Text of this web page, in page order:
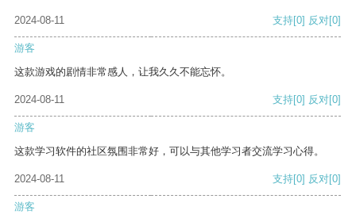
2024-08-11 支持[0] 反对[0]
游客
这款游戏的剧情非常感人，让我久久不能忘怀。
2024-08-11 支持[0] 反对[0]
游客
这款学习软件的社区氛围非常好，可以与其他学习者交流学习心得。
2024-08-11 支持[0] 反对[0]
游客